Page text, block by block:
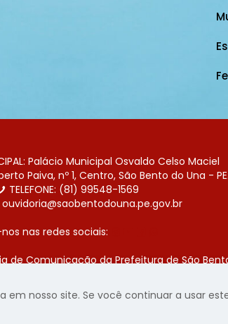
Palácio Municipal Osvaldo Celso Maciel
Paiva, nº 1, Centro, São Bento do Una -
TELEFONE: (81) 99548-1569
ouvidoria@saobentodouna.pe.gov.br
nas redes sociais:
de Comunicação da Prefeitura de São
agência de publicidade LumusWeb - Agência
nosso site. Se você continuar a usar